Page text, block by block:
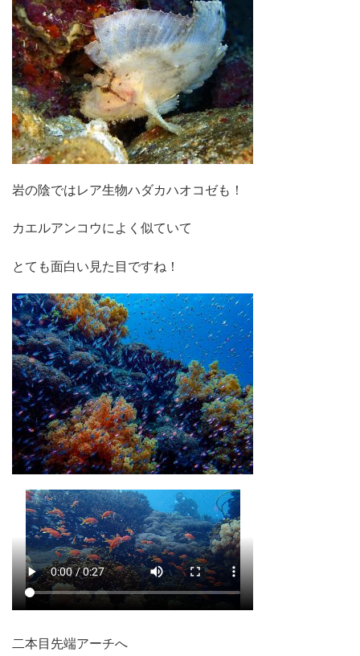
岩の陰ではレア生物ハダカハオコゼも！
カエルアンコウによく似ていて
とても面白い見た目ですね！
二本目先端アーチへ